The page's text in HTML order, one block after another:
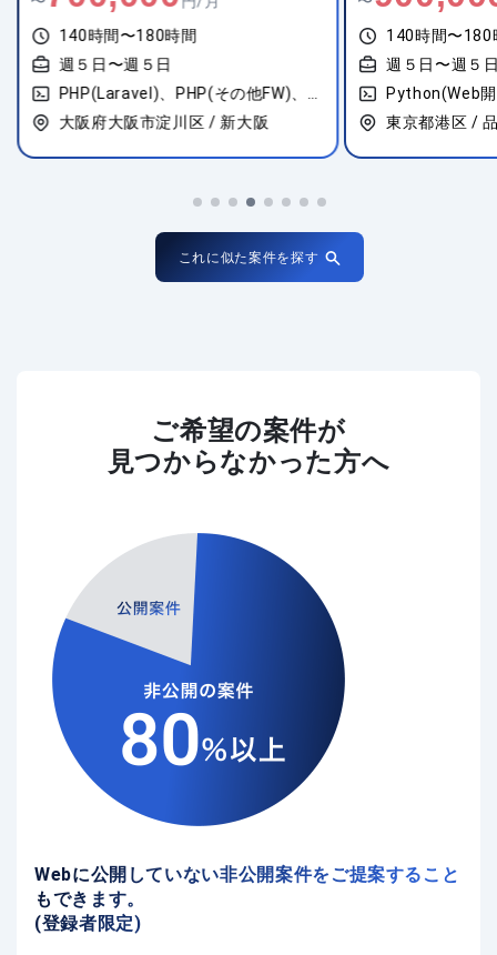
140時間〜180時間
週５日〜週５日
大阪府大阪市淀川区 / 新大阪
140時間〜180
週５日〜週５
Python(Web
東京都港区 /
これに似た案件を探す
ご希望の案件が
見つからなかった方へ
Webに公開していない非公開案件をご提案すること
もできます。
(登録者限定)